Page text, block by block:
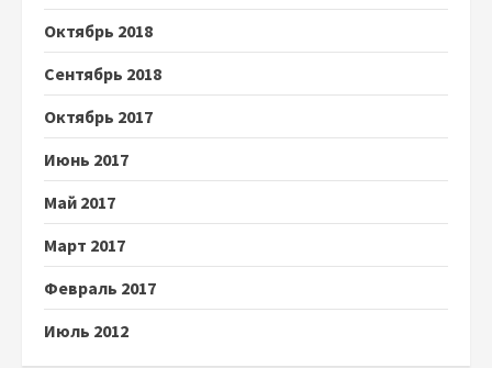
Октябрь 2018
Сентябрь 2018
Октябрь 2017
Июнь 2017
Май 2017
Март 2017
Февраль 2017
Июль 2012